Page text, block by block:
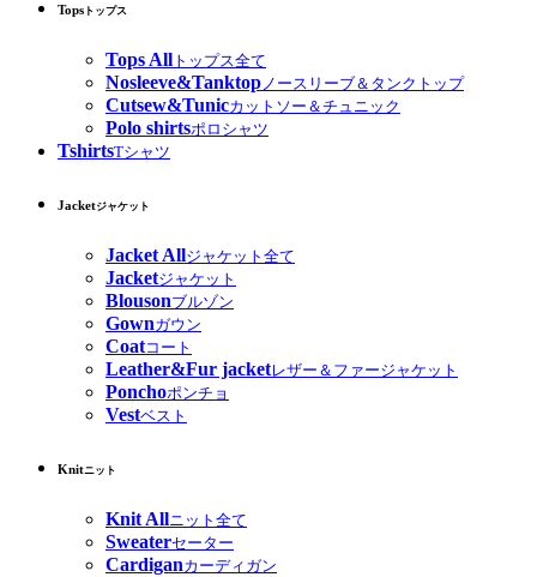
Tops トップス
Tops All トップス全て
Nosleeve&Tanktopノースリーブ＆タンクトップ
Cutsew&Tunicカットソー＆チュニック
Polo shirtsポロシャツ
TshirtsTシャツ
Jacketジャケット
Jacket Allジャケット全て
Jacketジャケット
Blousonブルゾン
Gownガウン
Coatコート
Leather&Fur jacketレザー＆ファージャケット
Ponchoポンチョ
Vestベスト
Knitニット
Knit Allニット全て
Sweaterセーター
Cardiganカーディガン